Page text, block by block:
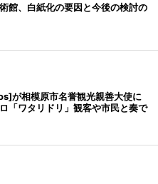
館、白紙化の要因と今後の検討の
が相模原市名誉観光親善大使に
「ワタリドリ」観客や市民と奏で